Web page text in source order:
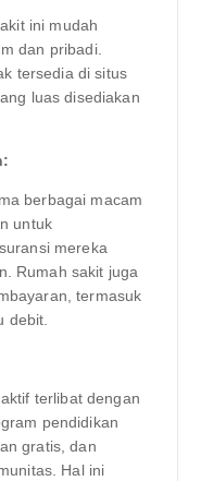
ini mudah
dan pribadi.
tersedia di situs
luas disediakan
berbagai macam
untuk
mereka
Rumah sakit juga
termasuk
debit.
terlibat dengan
pendidikan
gratis, dan
Hal ini